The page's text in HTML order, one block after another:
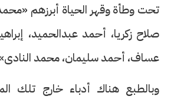
تحت وطأة وقهر الحياة أبرزهم
صلاح زكريا، أحمد عبدالحميد،
عساف، أحمد سليمان، محمد
وبالطبع هناك أدباء خارج تلك